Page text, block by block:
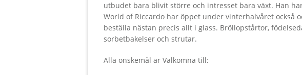
utbudet bara blivit större och intresset bara växt. Han
World of Riccardo har öppet under vinterhalvåret också
beställa nästan precis allt i glass. Bröllopstårtor,
sorbetbakelser och strutar.
Alla önskemål är Välkomna till: